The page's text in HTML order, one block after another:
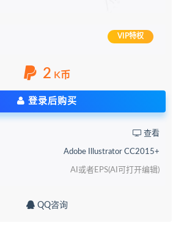
VIP特权
2 K币
登录后购买
查看
Adobe Illustrator CC2015+
AI或者EPS(AI可打开编辑)
QQ咨询